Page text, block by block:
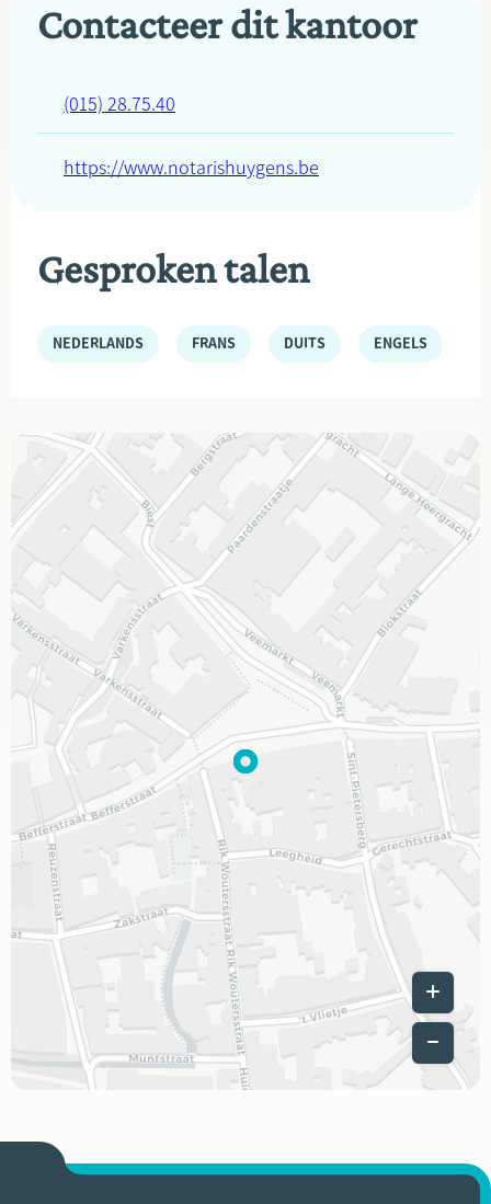
Contacteer dit kantoor
(015) 28.75.40
https://www.notarishuygens.be
Gesproken talen
NEDERLANDS FRANS DUITS ENGELS
Leaflet